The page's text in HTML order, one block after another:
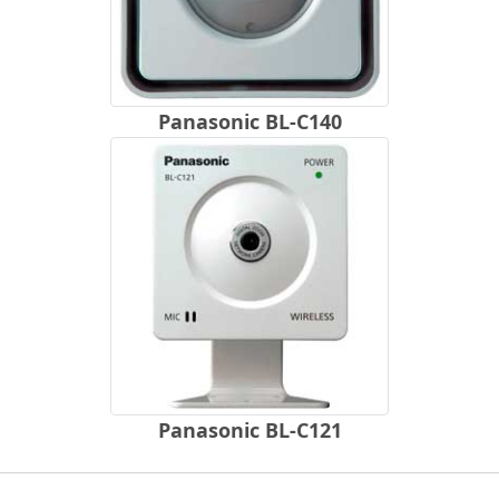
Panasonic BL-C140
Panasonic BL-C121